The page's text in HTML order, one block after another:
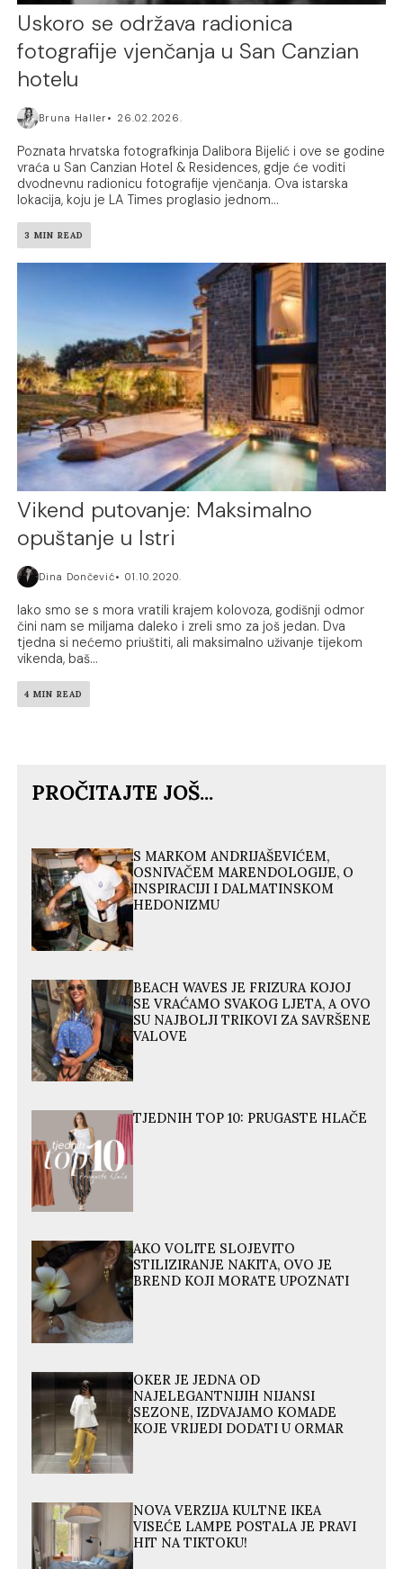
Uskoro se održava radionica
fotografije vjenčanja u San Canzian
hotelu
Bruna Haller 26.02.2026.
Poznata hrvatska fotografkinja Dalibora Bijelić i ove se godine
vraća u San Canzian Hotel & Residences, gdje će voditi
dvodnevnu radionicu fotografije vjenčanja. Ova istarska
lokacija, koju je LA Times proglasio jednom...
3 MIN READ
Vikend putovanje: Maksimalno
opuštanje u Istri
Dina Dončević 01.10.2020.
Iako smo se s mora vratili krajem kolovoza, godišnji odmor
čini nam se miljama daleko i zreli smo za još jedan. Dva
tjedna si nećemo priuštiti, ali maksimalno uživanje tijekom
vikenda, baš...
4 MIN READ
PROČITAJTE JOŠ...
S MARKOM ANDRIJAŠEVIĆEM,
OSNIVAČEM MARENDOLOGIJE, O
INSPIRACIJI I DALMATINSKOM
HEDONIZMU
BEACH WAVES JE FRIZURA KOJOJ
SE VRAĆAMO SVAKOG LJETA, A OVO
SU NAJBOLJI TRIKOVI ZA SAVRŠENE
VALOVE
TJEDNIH TOP 10: PRUGASTE HLAČE
AKO VOLITE SLOJEVITO
STILIZIRANJE NAKITA, OVO JE
BREND KOJI MORATE UPOZNATI
OKER JE JEDNA OD
NAJELEGANTNIJIH NIJANSI
SEZONE, IZDVAJAMO KOMADE
KOJE VRIJEDI DODATI U ORMAR
NOVA VERZIJA KULTNE IKEA
VISEĆE LAMPE POSTALA JE PRAVI
HIT NA TIKTOKU!